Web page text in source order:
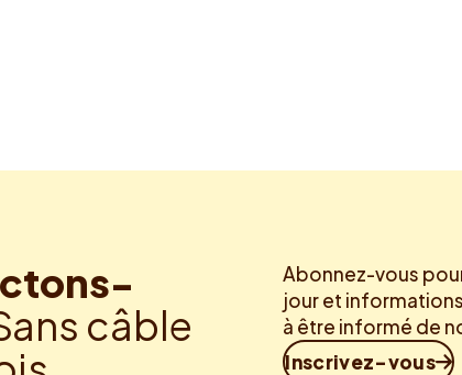
câble
Abonnez-vous
jour et
à être informé de
Inscrivez-vous